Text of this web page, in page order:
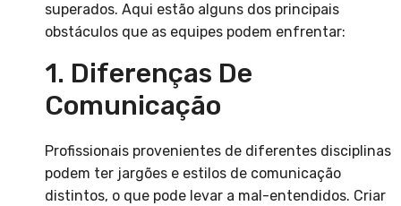
superados. Aqui estão alguns dos principais
obstáculos que as equipes podem enfrentar:
1. Diferenças De
Comunicação
Profissionais provenientes de diferentes disciplinas
podem ter jargões e estilos de comunicação
distintos, o que pode levar a mal-entendidos. Criar